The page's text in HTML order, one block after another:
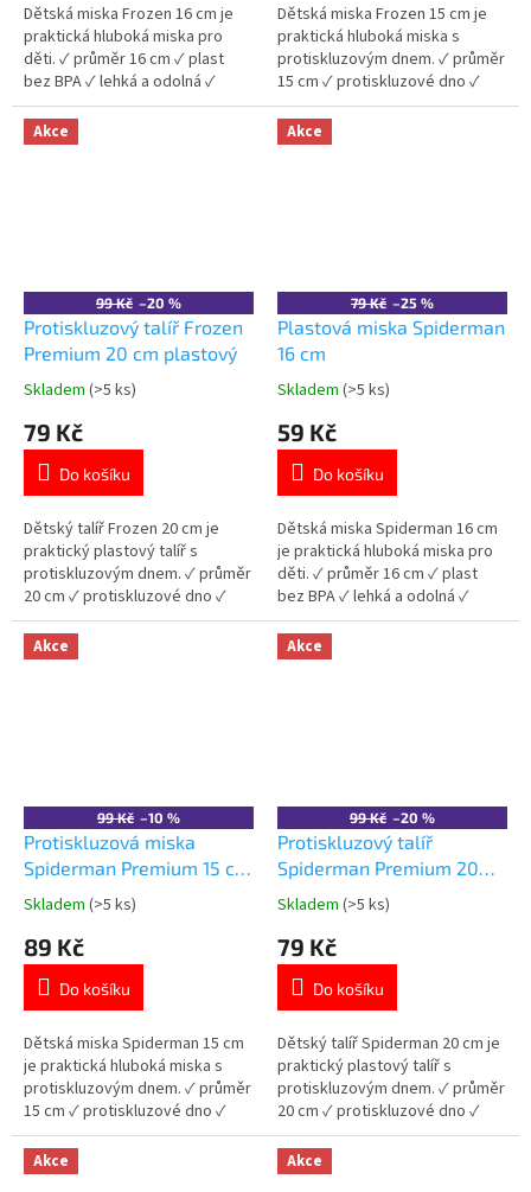
5
hvězdiček.
Dětská miska Frozen 16 cm je
praktická hluboká miska pro
děti. ✓ průměr 16 cm ✓ plast
bez BPA ✓ lehká a odolná ✓
licencovaný motiv Frozen 👉
Více produktů Frozen
5
hvězdiček.
Dětská miska Frozen 15 cm je
praktická hluboká miska s
protiskluzovým dnem. ✓ průměr
15 cm ✓ protiskluzové dno ✓
plast bez BPA ✓ licencovaný
motiv Frozen 👉 Více produktů
Frozen
Akce
99 Kč –20 %
Protiskluzový talíř Frozen
Premium 20 cm plastový
Průměrné
produktu
5,0
5
hvězdiček.
Skladem (>5 ks)
79 Kč
Do košíku
Dětský talíř Frozen 20 cm je
praktický plastový talíř s
protiskluzovým dnem. ✓ průměr
20 cm ✓ protiskluzové dno ✓
plast bez BPA ✓ licencovaný
motiv Frozen 👉 Více produktů
Frozen
Akce
79 Kč –25 %
Plastová miska Spiderman
16 cm
Průměrné
produktu
5,0
5
hvězdiček.
Skladem (>5 ks)
59 Kč
Do košíku
Dětská miska Spiderman 16 cm
je praktická hluboká miska pro
děti. ✓ průměr 16 cm ✓ plast
bez BPA ✓ lehká a odolná ✓
licencovaný motiv Spiderman
👉 Více produktů Spiderman
Akce
99 Kč –10 %
Protiskluzová miska
Spiderman Premium 15 cm
plastová
Průměrné
produktu
5,0
5
hvězdiček.
Skladem (>5 ks)
89 Kč
Do košíku
Dětská miska Spiderman 15 cm
je praktická hluboká miska s
protiskluzovým dnem. ✓ průměr
15 cm ✓ protiskluzové dno ✓
plast bez BPA ✓ licencovaný
motiv Spiderman 👉 Více
produktů Spiderman
Akce
99 Kč –20 %
Protiskluzový talíř
Spiderman Premium 20
cm plastový
Průměrné
produktu
5,0
5
hvězdiček.
Skladem (>5 ks)
79 Kč
Do košíku
Dětský talíř Spiderman 20 cm je
praktický plastový talíř s
protiskluzovým dnem. ✓ průměr
20 cm ✓ protiskluzové dno ✓
plast bez BPA ✓ licencovaný
motiv Spiderman 👉 Více
produktů Spiderman
Akce Akce